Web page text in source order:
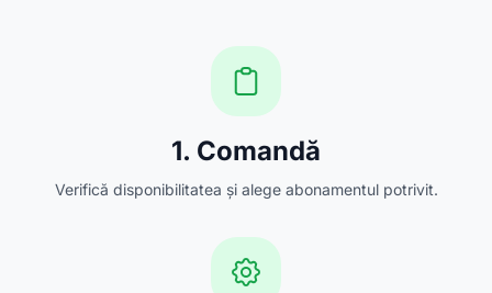
1. Comandă
Verifică disponibilitatea și alege abonamentul potrivit.